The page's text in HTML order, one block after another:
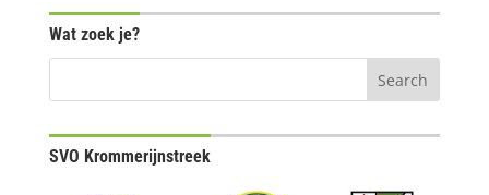
Wat zoek je?
SVO Krommerijnstreek